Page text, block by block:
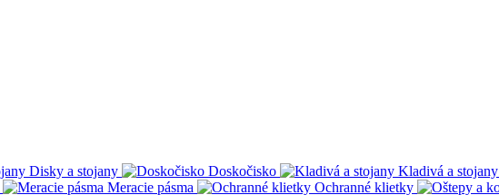
Disky a stojany Doskočisko Kladivá a stojany
Meracie pásma Ochranné klietky